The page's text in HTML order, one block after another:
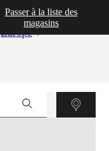
Europe
Passer à la liste des
magasins
CARTO